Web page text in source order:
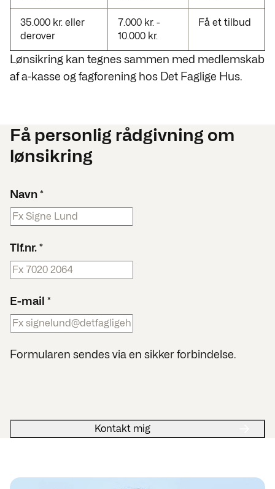
35.000 kr. eller
derover
7.000 kr. -
10.000 kr.
Få et tilbud
Lønsikring kan tegnes sammen med medlemskab
af a-kasse og fagforening hos Det Faglige Hus.
Få personlig rådgivning om
lønsikring
Navn*
Tlf.nr.*
E-mail *
Formularen sendes via en sikker forbindelse.